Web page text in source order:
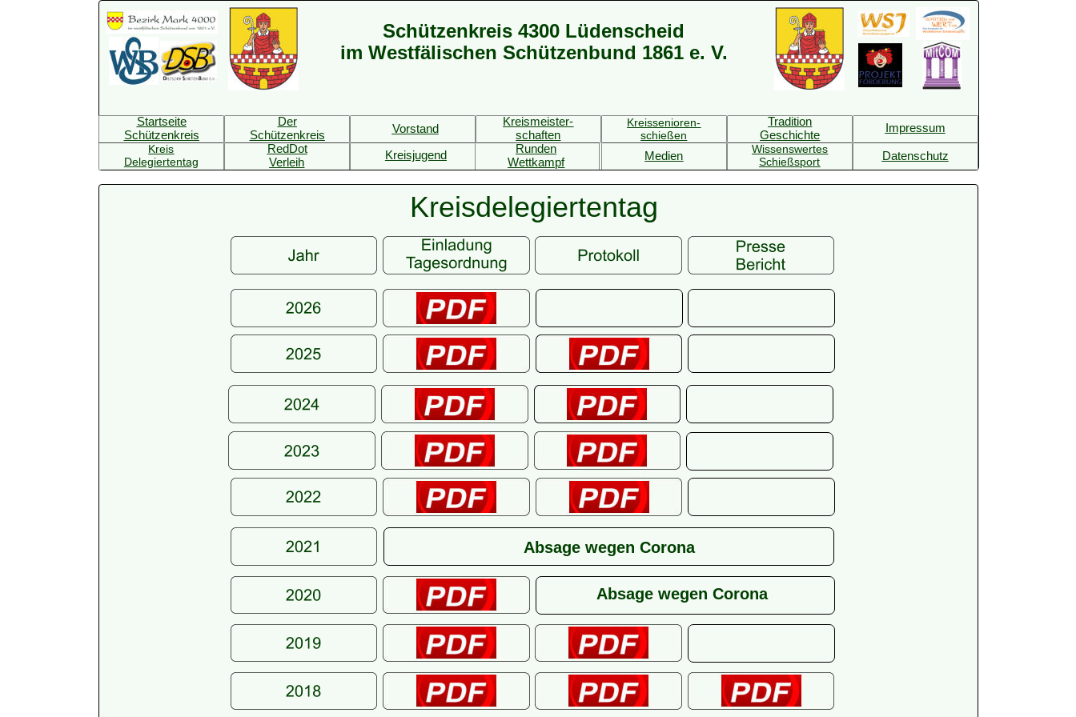
Kreisdelegiertentag
Absage wegen Corona
Absage wegen Corona
Schützenkreis 4300 Lüdenscheid
im Westfälischen Schützenbund 1861 e. V.
Der
Schützenkreis
Kreisjugend
RedDot
Verleih
Kreismeister-
schaften
Kreissenioren-
schießen
Tradition
Geschichte
Wissenswertes
Schießsport
Runden
Wettkampf
Impressum
Datenschutz
Vorstand
Startseite
Schützenkreis
Kreis
Delegiertentag
Medien